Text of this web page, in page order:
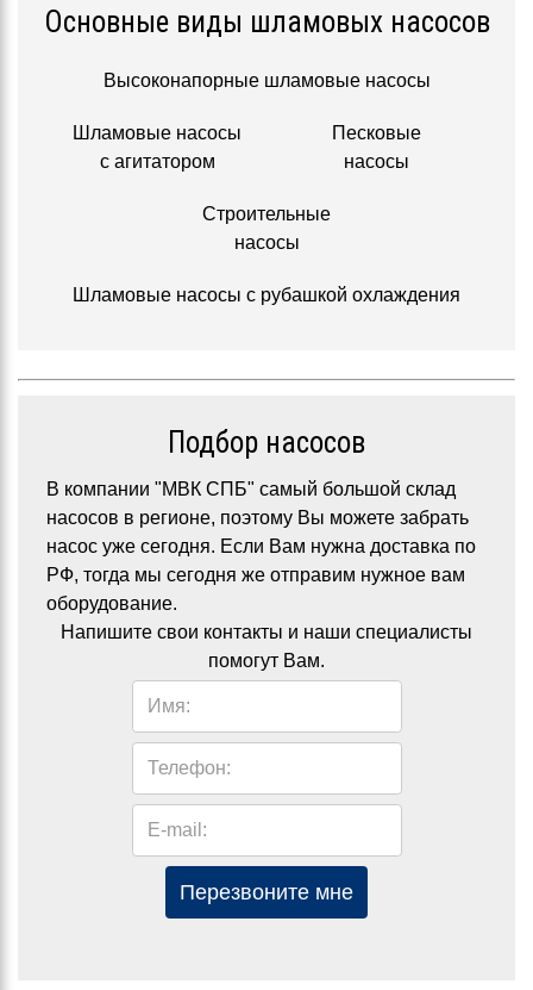
Основные виды шламовых насосов
Высоконапорные шламовые насосы
Шламовые насосы
с агитатором
Песковые
насосы
Строительные
насосы
Шламовые насосы с рубашкой охлаждения
Подбор насосов
В компании "МВК СПБ" самый большой склад
насосов в регионе, поэтому Вы можете забрать
насос уже сегодня. Если Вам нужна доставка по
РФ, тогда мы сегодня же отправим нужное вам
оборудование.
Напишите свои контакты и наши специалисты
помогут Вам.
Имя:
Телефон:
E-mail:
Перезвоните мне